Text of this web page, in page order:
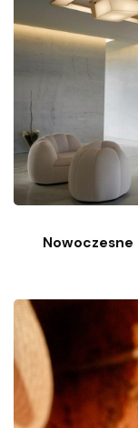
Nowoczesne